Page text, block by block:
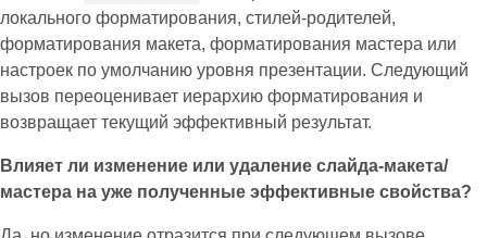
локального форматирования, стилей‑родителей,
форматирования макета, форматирования мастера или
настроек по умолчанию уровня презентации. Следующий
вызов переоценивает иерархию форматирования и
возвращает текущий эффективный результат.
Влияет ли изменение или удаление слайда‑макета/
мастера на уже полученные эффективные свойства?